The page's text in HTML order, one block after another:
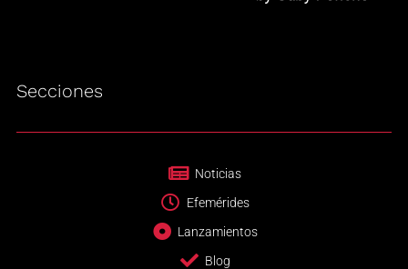
Secciones
Noticias
Efemérides
Lanzamientos
Blog